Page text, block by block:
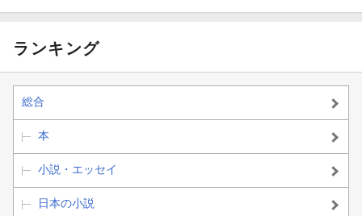
ランキング
総合
本
小説・エッセイ
日本の小説